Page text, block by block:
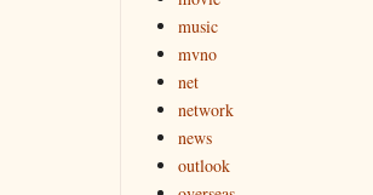
music
mvno
net
network
news
outlook